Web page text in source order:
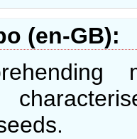
(en-GB)